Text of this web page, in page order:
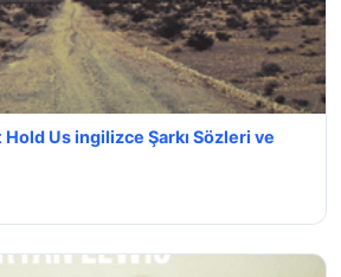
Us ingilizce Şarkı Sözleri ve